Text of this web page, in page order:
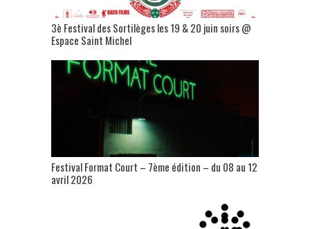
3è Festival des Sortilèges les 19 & 20 juin soirs @
Espace Saint Michel
Festival Format Court – 7ème édition – du 08 au 12
avril 2026